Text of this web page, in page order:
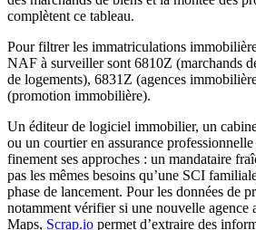
complètent ce tableau.
Pour filtrer les immatriculations
NAF à surveiller sont 6810Z (marchands
de logements), 6831Z (agences
(promotion immobilière).
Un éditeur de logiciel immobilier, un
ou un courtier en assurance
finement ses approches : un mandataire
pas les mêmes besoins qu’une SCI
phase de lancement. Pour les données de
notamment vérifier si une nouvelle agence
Maps, Scrap.io permet d’extraire des